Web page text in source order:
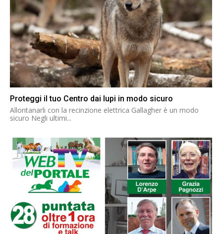
Proteggi il tuo Centro dai lupi in modo sicuro
Allontanarli con la recinzione elettrica Gallagher è un modo
sicuro Negli ultimi...